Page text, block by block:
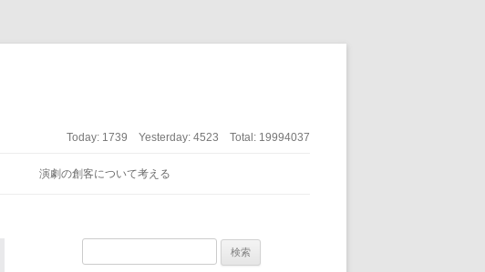
Today: 1739 Yesterday: 4523 Total: 19994037
演劇の創客について考える